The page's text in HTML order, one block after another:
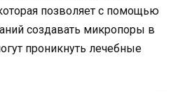
позволяет с помощью
создавать микропоры в
проникнуть лечебные